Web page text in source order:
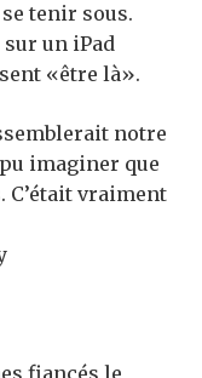
tenir sous.
un iPad
«être là».
notre
imaginer que
C’était vraiment